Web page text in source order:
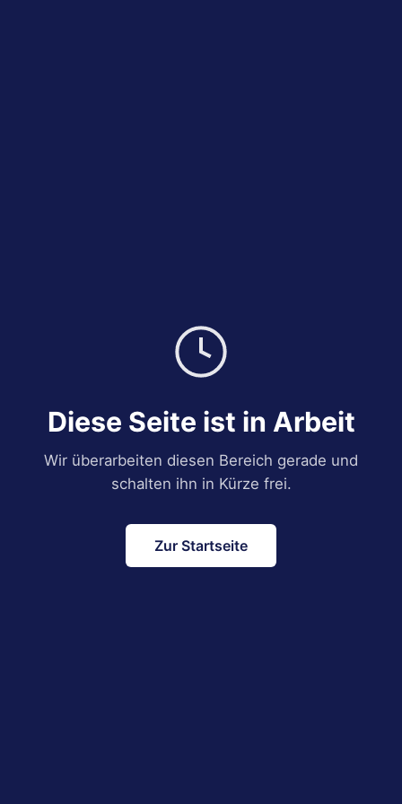
Diese Seite ist in Arbeit
Wir überarbeiten diesen Bereich gerade und
schalten ihn in Kürze frei.
Zur Startseite